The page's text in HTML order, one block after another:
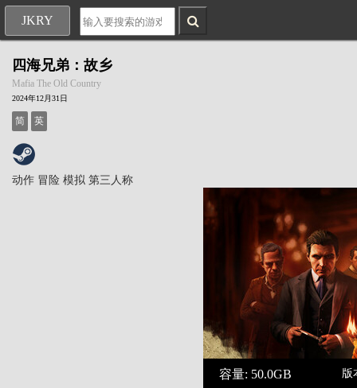
JKRY
四海兄弟：故乡
Mafia The Old Country
2024年12月31日
简 英
动作 冒险 模拟 第三人称
容量: 50.0GB 版